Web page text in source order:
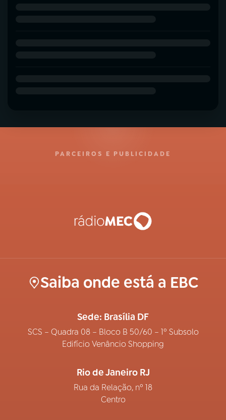
PARCEIROS E PUBLICIDADE
Saiba onde está a EBC
Sede: Brasília DF
SCS – Quadra 08 – Bloco B 50/60 – 1º Subsolo
Edifício Venâncio Shopping
Rio de Janeiro RJ
Rua da Relação, nº 18
Centro